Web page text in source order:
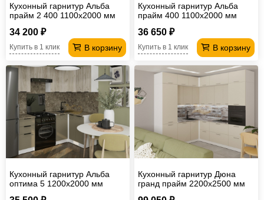
Кухонный гарнитур Альба
прайм 2 400 1100х2000 мм
34 200 ₽
В корзину
Купить в 1 клик
Кухонный гарнитур Альба
прайм 400 1100х2000 мм
36 650 ₽
В корзину
Купить в 1 клик
Кухонный гарнитур Альба
оптима 5 1200х2000 мм
Кухонный гарнитур Дюна
гранд прайм 2200х2500 мм